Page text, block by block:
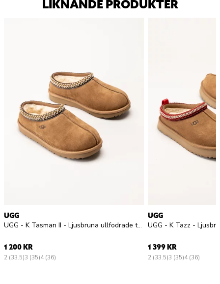
LIKNANDE PRODUKTER
UGG
UGG - K Tasman II - Ljusbruna ullfodrade tofflor i mocka
1 200 KR
2 (33.5)3 (35)4 (36)
UGG
1 399 KR
2 (33.5)3 (35)4 (36)